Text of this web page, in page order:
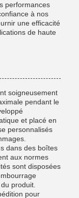
performances
à nos
une efficacité
de haute
soigneusement
pendant le
et placé en
personnalisés
dans des boîtes
aux normes
sont disposées
produit.
pour